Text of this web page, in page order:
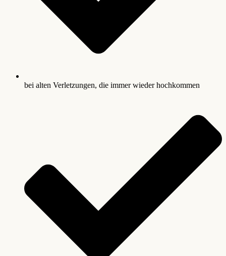
bei alten Verletzungen, die immer wieder hochkommen